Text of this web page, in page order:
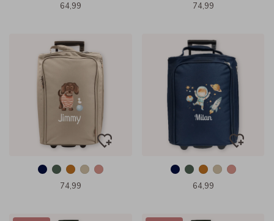
64,99 74,99
74,99 64,99